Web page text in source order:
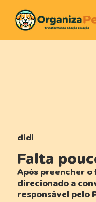
didi
Falta
Após preencher o
direcionado a
responsável pelo